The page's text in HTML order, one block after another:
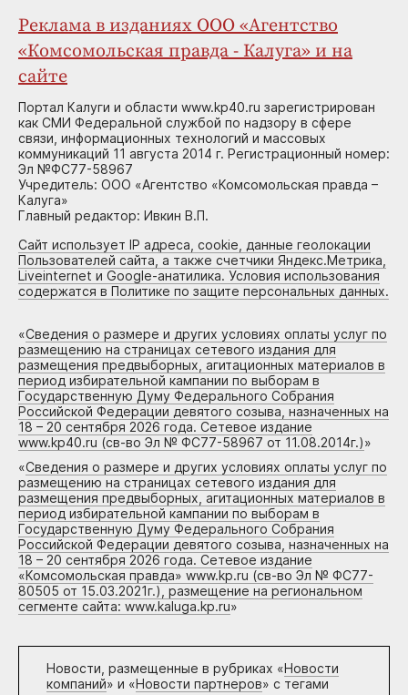
Реклама в изданиях ООО «Агентство
«Комсомольская правда - Калуга» и на
сайте
Портал Калуги и области www.kp40.ru зарегистрирован
как СМИ Федеральной службой по надзору в сфере
связи, информационных технологий и массовых
коммуникаций 11 августа 2014 г. Регистрационный номер:
Эл №ФС77-58967
Учредитель: ООО «Агентство «Комсомольская правда –
Калуга»
Главный редактор: Ивкин В.П.
Сайт использует IP адреса, cookie, данные геолокации
Пользователей сайта, а также счетчики Яндекс.Метрика,
Liveinternet и Google-анатилика. Условия использования
содержатся в Политике по защите персональных данных.
«Сведения о размере и других условиях оплаты услуг по
размещению на страницах сетевого издания для
размещения предвыборных, агитационных материалов в
период избирательной кампании по выборам в
Государственную Думу Федерального Собрания
Российской Федерации девятого созыва, назначенных на
18 – 20 сентября 2026 года. Сетевое издание
www.kp40.ru (св-во Эл № ФС77-58967 от 11.08.2014г.)»
«Сведения о размере и других условиях оплаты услуг по
размещению на страницах сетевого издания для
размещения предвыборных, агитационных материалов в
период избирательной кампании по выборам в
Государственную Думу Федерального Собрания
Российской Федерации девятого созыва, назначенных на
18 – 20 сентября 2026 года. Сетевое издание
«Комсомольская правда» www.kp.ru (св-во Эл № ФС77-
80505 от 15.03.2021г.), размещение на региональном
сегменте сайта: www.kaluga.kp.ru»
Новости, размещенные в рубриках «Новости
компаний» и «Новости партнеров» с тегами